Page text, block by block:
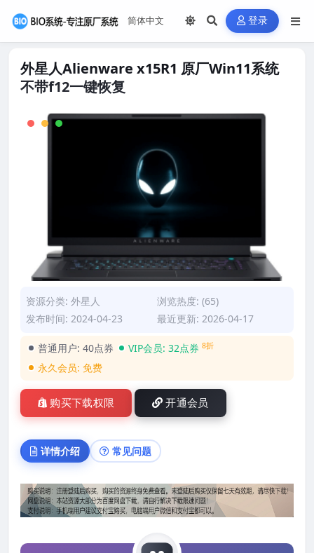
登录
外星人Alienware x15R1 原厂Win11系统
不带f12一键恢复
资源分类: 外星人
浏览热度: (65)
发布时间: 2024-04-23
最近更新: 2026-04-17
普通用户: 40点券 VIP会员: 32点券 8折
永久会员: 免费
购买下载权限 开通会员
详情介绍 常见问题